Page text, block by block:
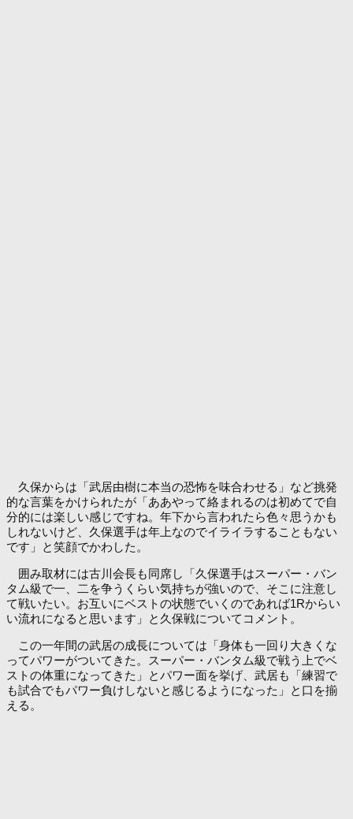
久保からは「武居由樹に本当の恐怖を味合わせる」など挑発
的な言葉をかけられたが「ああやって絡まれるのは初めてで自
分的には楽しい感じですね。年下から言われたら色々思うかも
しれないけど、久保選手は年上なのでイライラすることもない
です」と笑顔でかわした。
囲み取材には古川会長も同席し「久保選手はスーパー・バン
タム級で一、二を争うくらい気持ちが強いので、そこに注意し
て戦いたい。お互いにベストの状態でいくのであれば1Rからい
い流れになると思います」と久保戦についてコメント。
この一年間の武居の成長については「身体も一回り大きくな
ってパワーがついてきた。スーパー・バンタム級で戦う上でベ
ストの体重になってきた」とパワー面を挙げ、武居も「練習で
も試合でもパワー負けしないと感じるようになった」と口を揃
える。